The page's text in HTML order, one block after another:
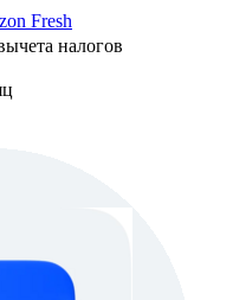
Fresh
налогов